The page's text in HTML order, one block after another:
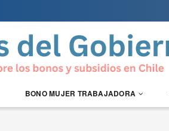
BONO MUJER TRABAJADORA